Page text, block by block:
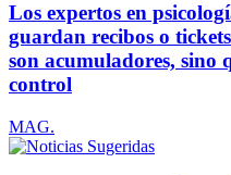
Los expertos en
guardan recibos o
son acumuladores, sino
control
MAG.